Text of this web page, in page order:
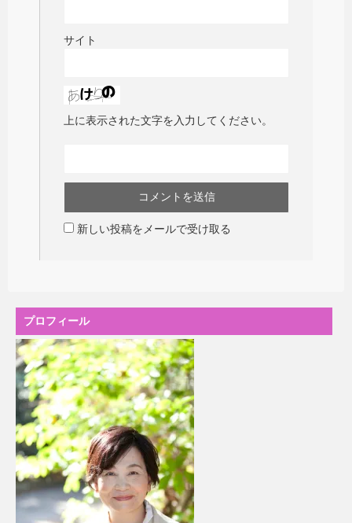
サイト
上に表示された文字を入力してください。
新しい投稿をメールで受け取る
プロフィール